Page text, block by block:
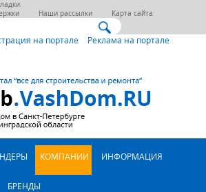
Наши рассылки Карта сайта
на портале Реклама на портале
КОМПАНИИ ИНФОРМАЦИЯ
БРЕНДЫ